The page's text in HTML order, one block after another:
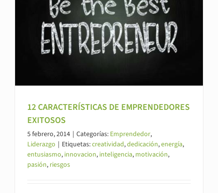
12 CARACTERÍSTICAS DE EMPRENDEDORES
EXITOSOS
5 febrero, 2014 | Categorías: Emprendedor,
Liderazgo | Etiquetas:creatividad,dedicación,energía,
entusiasmo, innovacion, inteligencia, motivación,
pasión, riesgos